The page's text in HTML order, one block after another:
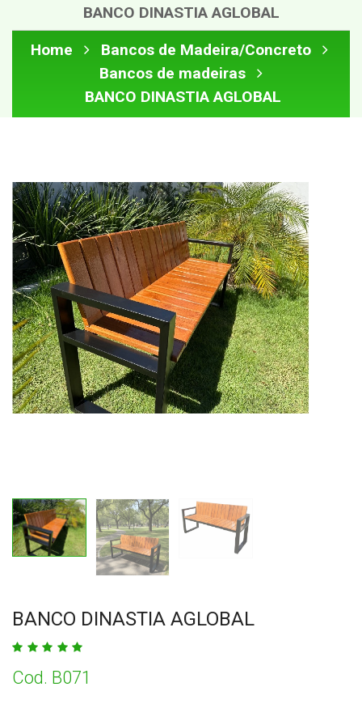
BANCO DINASTIA AGLOBAL
Home
Bancos de Madeira/Concreto
Bancos de madeiras
BANCO DINASTIA AGLOBAL
BANCO DINASTIA AGLOBAL
Cod. B071